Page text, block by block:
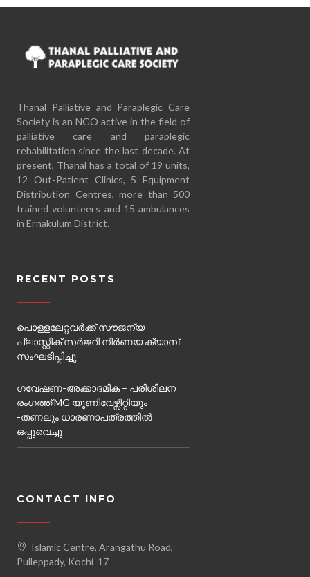
Thanal Palliative and Paraplegic Care
Society is an NGO active in the field of
palliative care and paraplegic
rehabilitation since the last decade. At
present, Thanal has a total of 19 units,
12 Out-Patient Clinics, 5 Equipment
Distribution Centres, more than 500
trained volunteers and 15 ambulances
in Ernakulum District.
RECENT POSTS
പൊള്ളലേറ്റവർക്ക് സൗജന്യ
പ്ലാസ്റ്റിക് സർജറി നിർണയ ക്യാമ്പ്‌
സംഘടിപ്പിച്ചു
ഗവേഷണ-അക്കാദമിക – പരിശീലന
രംഗത്ത് MG യൂണിവേഴ്സിറ്റിയും
-തണലും ധാരണാപത്രത്തിൽ
ഒപ്പുവെച്ചു
CONTACT INFO
Islamic Centre, Arangathu Road,
Pulleppady, Kochi-17